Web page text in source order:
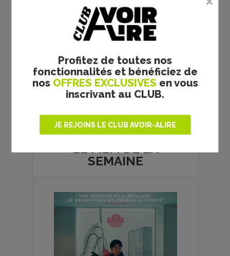
Profitez de toutes nos
fonctionnalités et bénéficiez de
nos OFFRES EXCLUSIVES en vous
inscrivant au CLUB.
JE REJOINS LE CLUB AVOIR-ALIRE
Plus de films
LE FILM DELA
SEMAINE